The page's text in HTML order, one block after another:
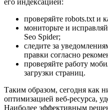
проверяйте robots.txt и
мониторьте и
Seo Spider;
следите за
правки согласно
проверяйте работу
загрузки страниц.
Таким образом, сегодня как
оптимизацией веб-ресурса,
Наиболее эффективным